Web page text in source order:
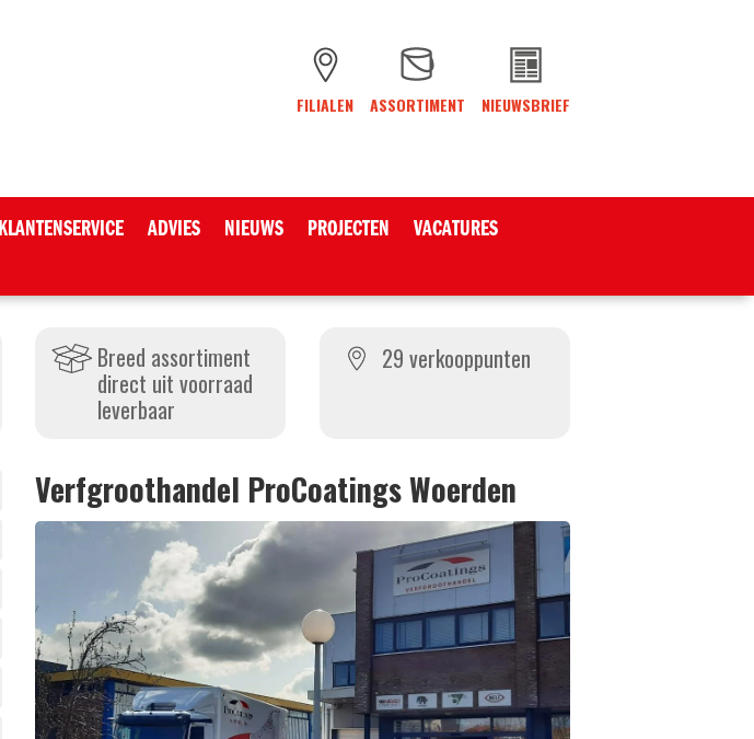
NIEUWSBRIEF
ASSORTIMENT
FILIALEN
KLANTENSERVICE ADVIES NIEUWS PROJECTEN
VACATURES
Breed assortiment
direct uit voorraad
leverbaar
29 verkooppunten
Verfgroothandel ProCoatings Woerden